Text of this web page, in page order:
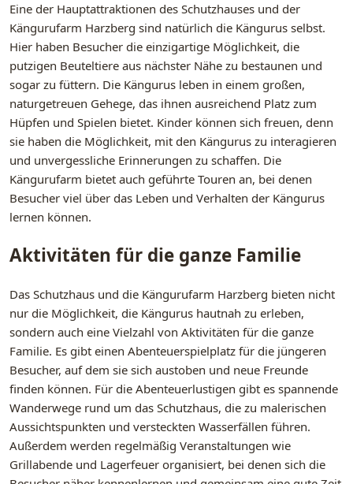
Eine der Hauptattraktionen des Schutzhauses und der
Kängurufarm Harzberg sind natürlich die Kängurus selbst.
Hier haben Besucher die einzigartige Möglichkeit, die
putzigen Beuteltiere aus nächster Nähe zu bestaunen und
sogar zu füttern. Die Kängurus leben in einem großen,
naturgetreuen Gehege, das ihnen ausreichend Platz zum
Hüpfen und Spielen bietet. Kinder können sich freuen, denn
sie haben die Möglichkeit, mit den Kängurus zu interagieren
und unvergessliche Erinnerungen zu schaffen. Die
Kängurufarm bietet auch geführte Touren an, bei denen
Besucher viel über das Leben und Verhalten der Kängurus
lernen können.
Aktivitäten für die ganze Familie
Das Schutzhaus und die Kängurufarm Harzberg bieten nicht
nur die Möglichkeit, die Kängurus hautnah zu erleben,
sondern auch eine Vielzahl von Aktivitäten für die ganze
Familie. Es gibt einen Abenteuerspielplatz für die jüngeren
Besucher, auf dem sie sich austoben und neue Freunde
finden können. Für die Abenteuerlustigen gibt es spannende
Wanderwege rund um das Schutzhaus, die zu malerischen
Aussichtspunkten und versteckten Wasserfällen führen.
Außerdem werden regelmäßig Veranstaltungen wie
Grillabende und Lagerfeuer organisiert, bei denen sich die